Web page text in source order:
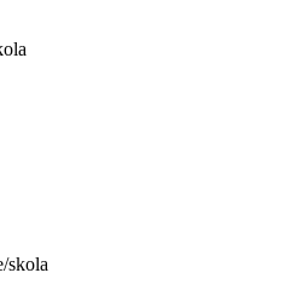
skola